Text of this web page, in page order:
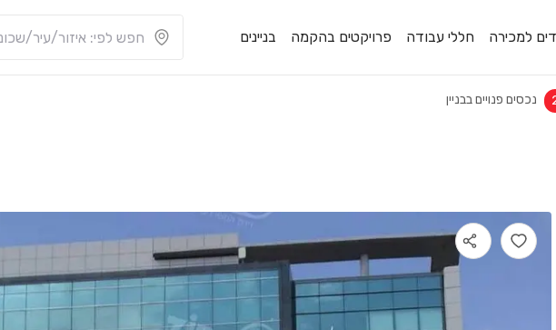
למכירה חללי עבודה פרויקטים בהקמה בניינים
נכסים פנויים בבניין